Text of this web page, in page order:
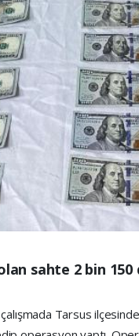
sahte 2 bin
Tarsus